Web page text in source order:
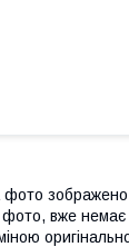
зображено
вже немає